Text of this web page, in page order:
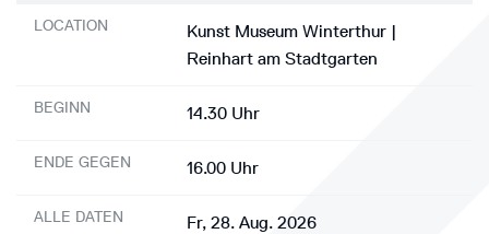
LOCATION
Kunst Museum Winterthur |
Reinhart am Stadtgarten
BEGINN 14.30 Uhr
ENDE GEGEN 16.00 Uhr
ALLE DATEN
Fr, 28. Aug. 2026